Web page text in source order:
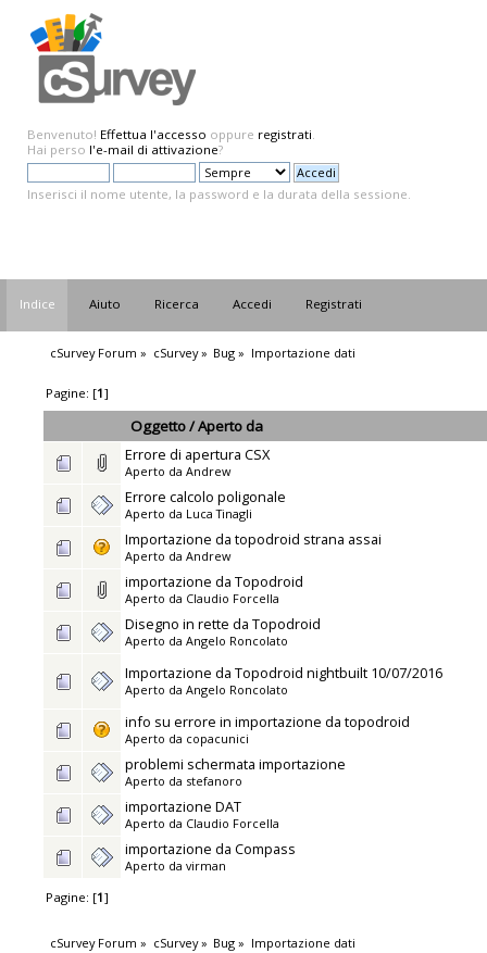
Benvenuto! Effettua l'accesso oppure registrati.
Hai perso l'e-mail di attivazione?
Inserisci il nome utente, la password e la durata della sessione.
Indice Aiuto Ricerca Accedi Registrati
cSurvey Forum » cSurvey» Bug » Importazione dati
Pagine: [1]
Oggetto/Aperto da
Errore di apertura CSX
Aperto da Andrew
Errore calcolo poligonale
Aperto da Luca Tinagli
Importazione da topodroid strana assai
Aperto da Andrew
importazione da Topodroid
Aperto da Claudio Forcella
Disegno in rette da Topodroid
Aperto da Angelo Roncolato
Importazione da Topodroid nightbuilt 10/07/2016
Aperto da Angelo Roncolato
info su errore in importazione da topodroid
Aperto da copacunici
problemi schermata importazione
Aperto da stefanoro
importazione DAT
Aperto da Claudio Forcella
importazione da Compass
Aperto da virman
Pagine: [1]
cSurvey Forum » cSurvey» Bug » Importazione dati